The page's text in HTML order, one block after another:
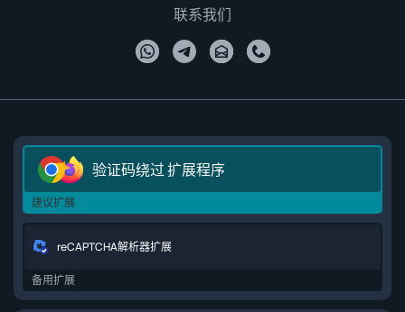
联系我们
验证码绕过 扩展程序
建议扩展
reCAPTCHA解析器扩展
备用扩展